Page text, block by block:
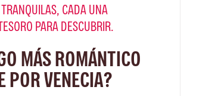
CADA UNA
PARA DESCUBRIR.
MÁS ROMÁNTICO
POR VENECIA?